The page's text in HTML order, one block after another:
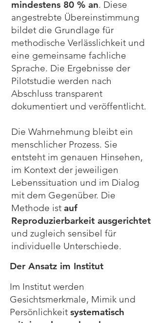
mindestens 80 % an. Diese
angestrebte Übereinstimmung
bildet die Grundlage für
methodische Verlässlichkeit und
eine gemeinsame fachliche
Sprache. Die Ergebnisse der
Pilotstudie werden nach
Abschluss transparent
dokumentiert und veröffentlicht.
Die Wahrnehmung bleibt ein
menschlicher Prozess. Sie
entsteht im genauen Hinsehen,
im Kontext der jeweiligen
Lebenssituation und im Dialog
mit dem Gegenüber. Die
Methode ist auf
Reproduzierbarkeit ausgerichtet
und zugleich sensibel für
individuelle Unterschiede.
Der Ansatz im Institut
Im Institut werden
Gesichtsmerkmale, Mimik und
Persönlichkeit systematisch